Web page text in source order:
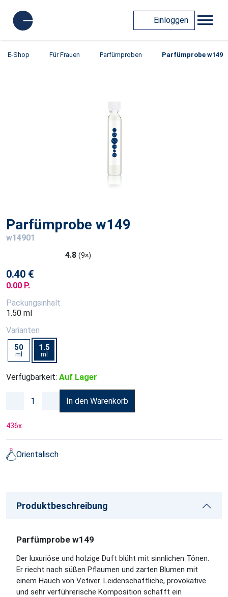
Einloggen
E-Shop Für Frauen Parfümproben Parfümprobe w149
Parfümprobe w149
w14901
4.8 (9×)
0.40 €
0.00 P.
Packungsinhalt
1.50 ml
Varianten
50
ml
1.5
ml
Verfügbarkeit: Auf Lager
In den Warenkorb
436x
Orientalisch
Produktbeschreibung
Parfümprobe w149
Der luxuriöse und holzige Duft blüht mit sinnlichen Tönen.
Er riecht nach süßen Pflaumen und zarten Blumen mit
einem Hauch von Vetiver. Leidenschaftliche, provokative
und sehr verführerische Komposition schafft ein